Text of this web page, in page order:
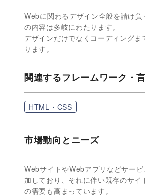
Webに関わるデザイン全般を請け
の内容は多岐にわたります。
デザインだけでなくコーディングま
ります。
関連するフレームワーク・
HTML・CSS
市場動向とニーズ
WebサイトやWebアプリなどサー
加しており、それに伴い既存のサイ
の需要も高まっています。